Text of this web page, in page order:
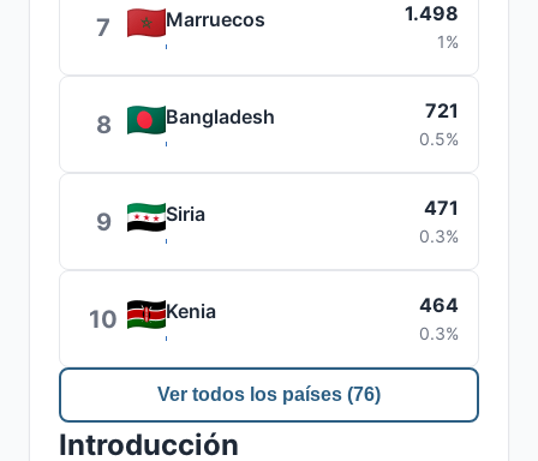
7 Marruecos 1.498
1%
8 Bangladesh 721
0.5%
9 Siria 471
0.3%
10 Kenia 464
0.3%
Ver todos los países (76)
Introducción